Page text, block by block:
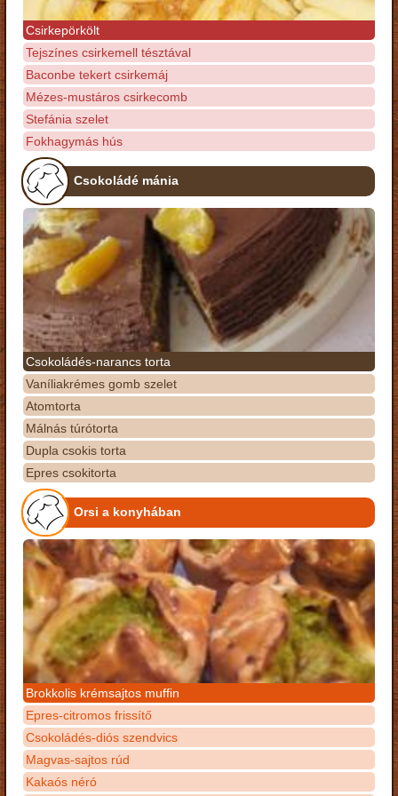
Csirkepörkölt
Tejszínes csirkemell tésztával
Baconbe tekert csirkemáj
Mézes-mustáros csirkecomb
Stefánia szelet
Fokhagymás hús
Csokoládé mánia
Csokoládés-narancs torta
Vaníliakrémes gomb szelet
Atomtorta
Málnás túrótorta
Dupla csokis torta
Epres csokitorta
Orsi a konyhában
Brokkolis krémsajtos muffin
Epres-citromos frissítő
Csokoládés-diós szendvics
Magvas-sajtos rúd
Kakaós néró